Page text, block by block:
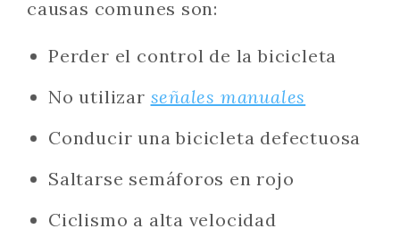
causas comunes son:
Perder el control de la bicicleta
No utilizar señales manuales
Conducir una bicicleta defectuosa
Saltarse semáforos en rojo
Ciclismo a alta velocidad